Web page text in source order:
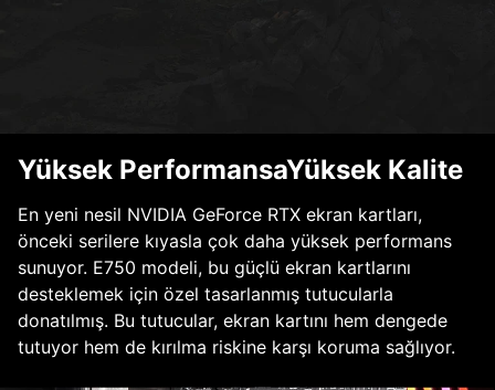
Yüksek PerformansaYüksek Kalite
En yeni nesil NVIDIA GeForce RTX ekran kartları,
önceki serilere kıyasla çok daha yüksek performans
sunuyor. E750 modeli, bu güçlü ekran kartlarını
desteklemek için özel tasarlanmış tutucularla
donatılmış. Bu tutucular, ekran kartını hem dengede
tutuyor hem de kırılma riskine karşı koruma sağlıyor.